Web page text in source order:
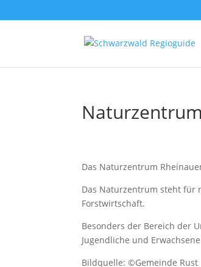
Das Naturzentrum
Das Naturzentrum steht für
Forstwirtschaft.
Besonders der Bereich der
Jugendliche und
Bildquelle: ©Gemeinde Rust